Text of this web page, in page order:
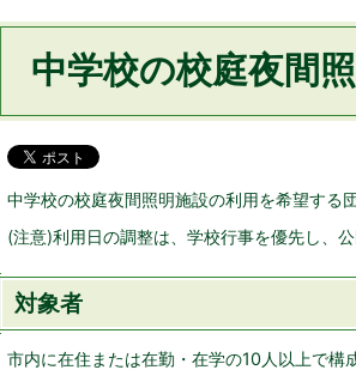
中学校の校庭夜間
中学校の校庭夜間照明施設の利用を希望する
(注意)利用日の調整は、学校行事を優先し、公
対象者
市内に在住または在勤・在学の10人以上で構